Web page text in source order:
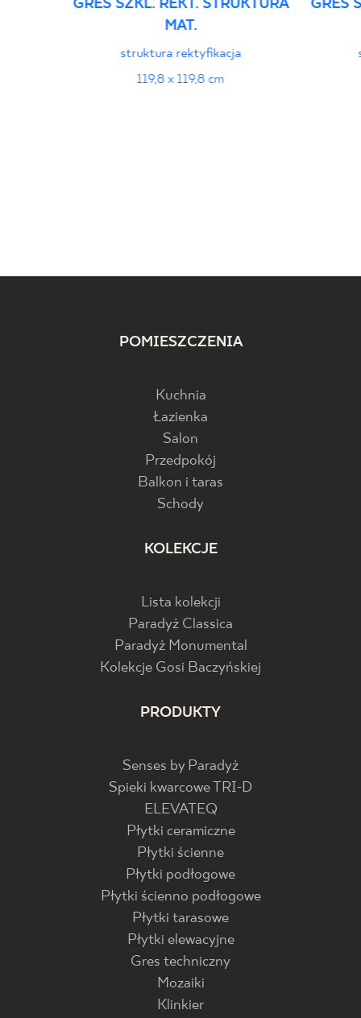
GRES SZKL. REKT. STRUKTURA
MAT.
struktura rektyfikacja
119,8 x 119,8 cm
GRES
POMIESZCZENIA
Kuchnia
Łazienka
Salon
Przedpokój
Balkon i taras
Schody
KOLEKCJE
Lista kolekcji
Paradyż Classica
Paradyż Monumental
Kolekcje Gosi Baczyńskiej
PRODUKTY
Senses by Paradyż
Spieki kwarcowe TRI-D
ELEVATEQ
Płytki ceramiczne
Płytki ścienne
Płytki podłogowe
Płytki ścienno podłogowe
Płytki tarasowe
Płytki elewacyjne
Gres techniczny
Mozaiki
Klinkier